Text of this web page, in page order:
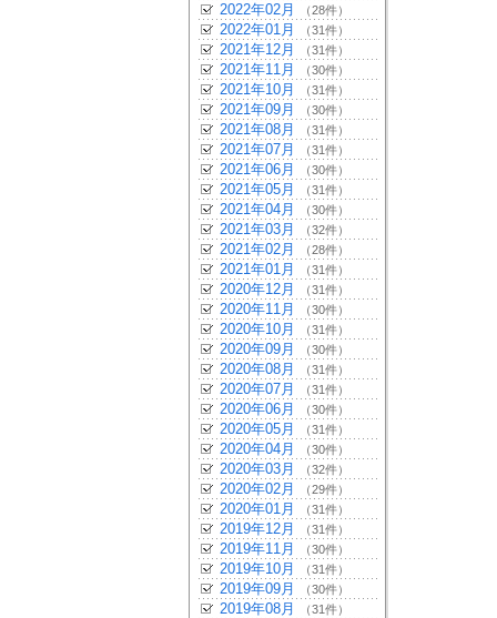
2022年02月 （28件）
2022年01月 （31件）
2021年12月 （31件）
2021年11月 （30件）
2021年10月 （31件）
2021年09月 （30件）
2021年08月 （31件）
2021年07月 （31件）
2021年06月 （30件）
2021年05月 （31件）
2021年04月 （30件）
2021年03月 （32件）
2021年02月 （28件）
2021年01月 （31件）
2020年12月 （31件）
2020年11月 （30件）
2020年10月 （31件）
2020年09月 （30件）
2020年08月 （31件）
2020年07月 （31件）
2020年06月 （30件）
2020年05月 （31件）
2020年04月 （30件）
2020年03月 （32件）
2020年02月 （29件）
2020年01月 （31件）
2019年12月 （31件）
2019年11月 （30件）
2019年10月 （31件）
2019年09月 （30件）
2019年08月 （31件）